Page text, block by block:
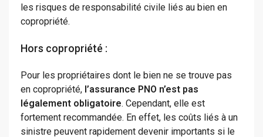
les risques de responsabilité civile liés au bien en
copropriété.
Hors copropriété :
Pour les propriétaires dont le bien ne se trouve pas
en copropriété, l’assurance PNO n’est pas
légalement obligatoire. Cependant, elle est
fortement recommandée. En effet, les coûts liés à un
sinistre peuvent rapidement devenir importants si le